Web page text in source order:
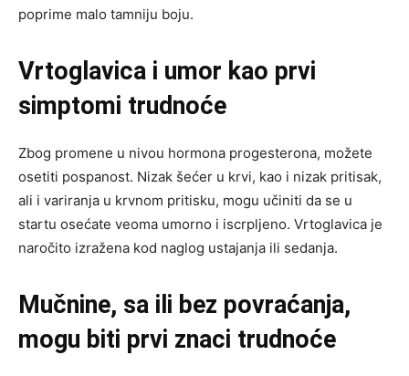
poprime malo tamniju boju.
Vrtoglavica i umor kao prvi
simptomi trudnoće
Zbog promene u nivou hormona progesterona, možete
osetiti pospanost. Nizak šećer u krvi, kao i nizak pritisak,
ali i variranja u krvnom pritisku, mogu učiniti da se u
startu osećate veoma umorno i iscrpljeno. Vrtoglavica je
naročito izražena kod naglog ustajanja ili sedanja.
Mučnine, sa ili bez povraćanja,
mogu biti prvi znaci trudnoće